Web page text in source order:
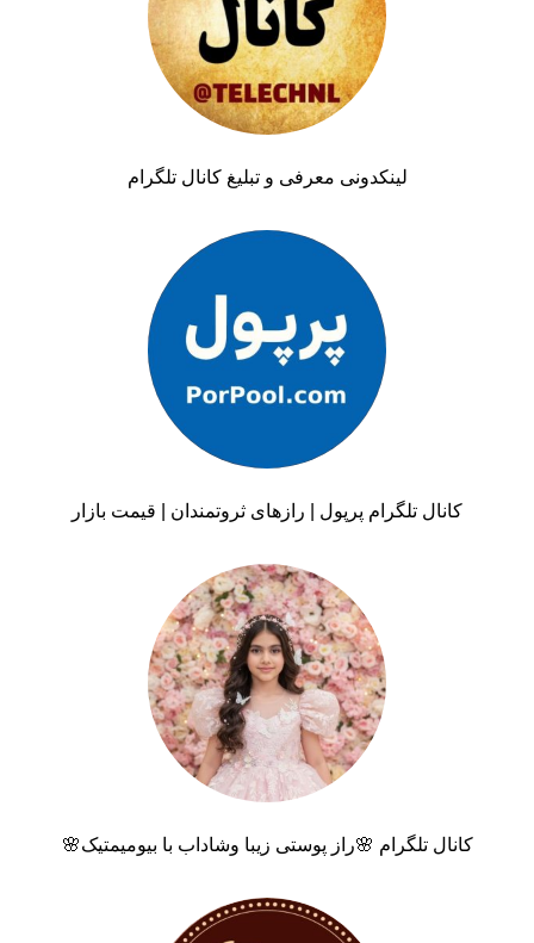
لینکدونی معرفی و تبلیغ کانال تلگرام
کانال تلگرام پرپول | رازهای ثروتمندان | قیمت بازار
کانال تلگرام 🌸راز پوستی زیبا وشاداب با بیومیمتیک🌸